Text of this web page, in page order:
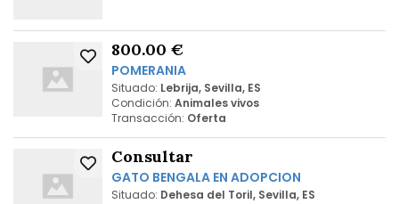
800.00 €
POMERANIA
Situado: Lebrija, Sevilla, ES
Condición: Animales vivos
Transacción: Oferta
Consultar
GATO BENGALA EN ADOPCION
Situado: Dehesa del Toril, Sevilla, ES